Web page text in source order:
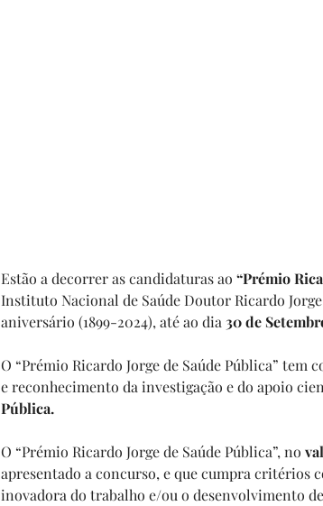
Estão a decorrer as candidaturas ao “Prémio
Instituto Nacional de Saúde Doutor Ricardo
aniversário (1899-2024), até ao dia 30 de
O “Prémio Ricardo Jorge de Saúde Pública”
e reconhecimento da investigação e do apoio
Pública.
O “Prémio Ricardo Jorge de Saúde Pública”, no
apresentado a concurso, e que cumpra critérios
inovadora do trabalho e/ou o desenvolvimento